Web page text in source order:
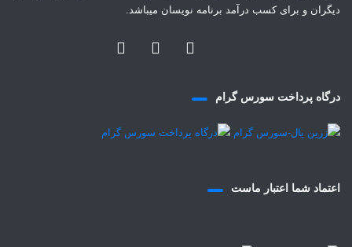
دیگران و برای کسب درآمد برنامه نویسان میباشد.
درگاه پرداخت سورس گرام
اعتماد شما اعتبار ماست